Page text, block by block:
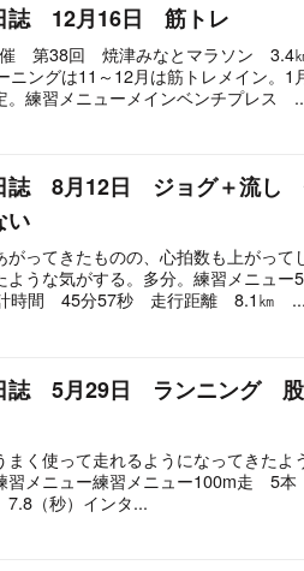
誌 12月16日 筋トレ
第38回 焼津みなとマラソン 3.4㎞
ニングは11～12月は筋トレメイン。
。練習メニューメインベンチプレス
誌 8月12日 ジョグ＋流し
い
がってきたものの、心拍数も上がっ
ような気がする。多分。練習メニ
時間 45分57秒 走行距離 8.1㎞ ...
誌 5月29日 ランニング 股
まく使って走れるようになってきたよ
習メニュー練習メニュー100m走 5
（秒）インタ...